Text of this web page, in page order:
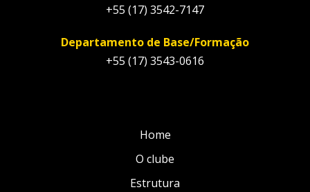
+55 (17) 3542-7147
Departamento de Base/Formação
+55 (17) 3543-0616
Home
O clube
Estrutura